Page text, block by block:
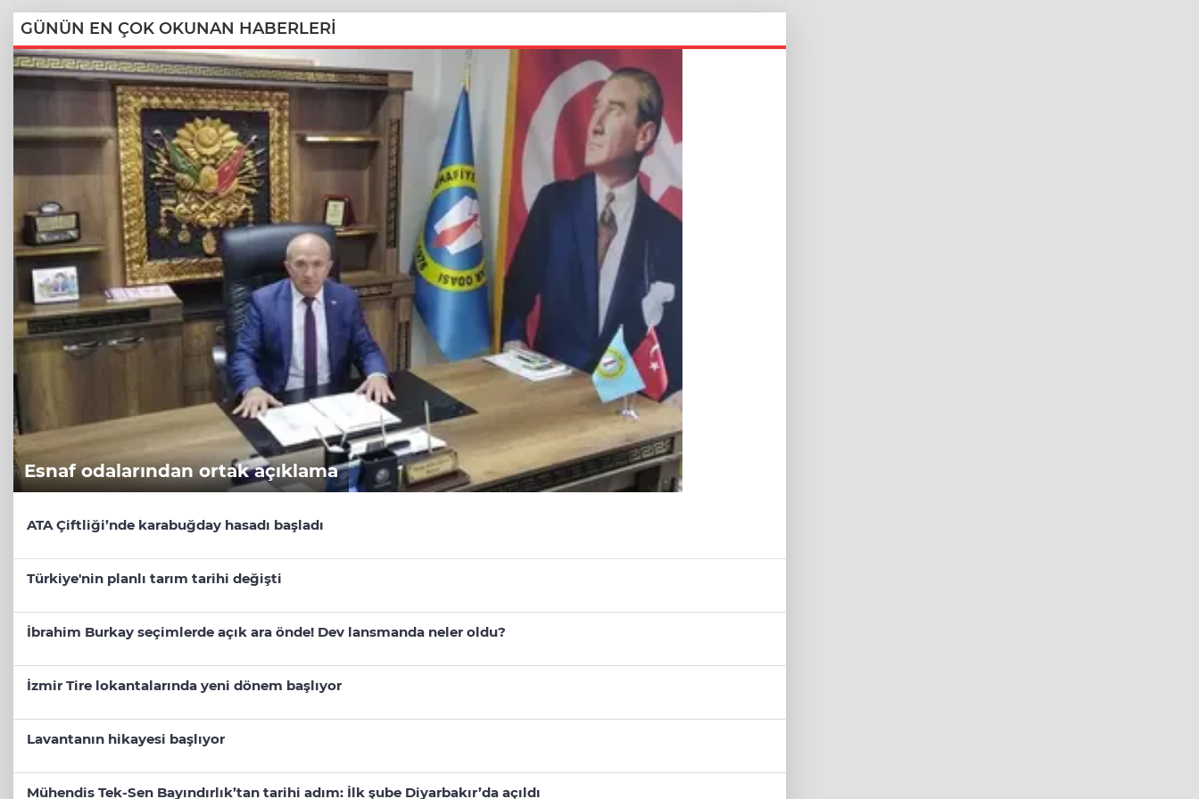
GÜNÜN EN ÇOK OKUNAN HABERLERİ
Esnaf odalarından ortak açıklama
ATA Çiftliği’nde karabuğday hasadı başladı
Türkiye'nin planlı tarım tarihi değişti
İbrahim Burkay seçimlerde açık ara önde! Dev lansmanda neler oldu?
İzmir Tire lokantalarında yeni dönem başlıyor
Lavantanın hikayesi başlıyor
Mühendis Tek-Sen Bayındırlık’tan tarihi adım: İlk şube Diyarbakır’da açıldı